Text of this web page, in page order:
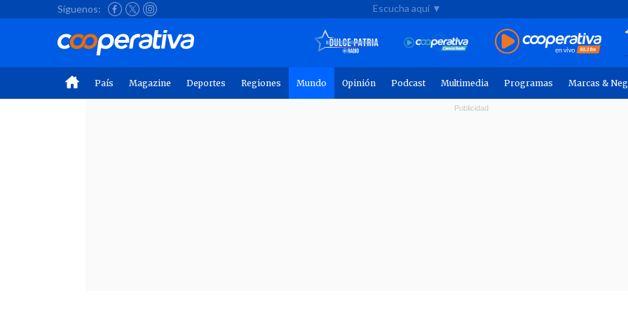
Síguenos: Escucha aquí ▼
País Magazine Deportes Regiones Mundo Opinión Podcast Multimedia Programas Marcas &